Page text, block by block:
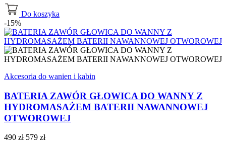
Do koszyka
-15%
Akcesoria do wanien i kabin
BATERIA ZAWÓR GŁOWICA DO WANNY Z
HYDROMASAŻEM BATERII NAWANNOWEJ
OTWOROWEJ
490 zł 579 zł